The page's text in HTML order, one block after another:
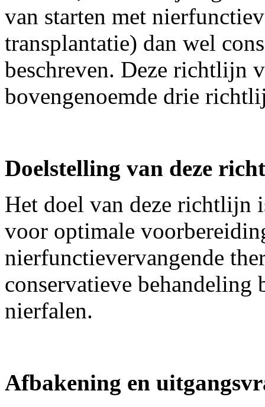
van starten met
transplantatie) dan wel
beschreven. Deze richtlijn
bovengenoemde drie
Doelstelling van deze
Het doel van deze richtlijn
voor optimale
nierfunctievervangende
conservatieve
nierfalen.
Afbakening en